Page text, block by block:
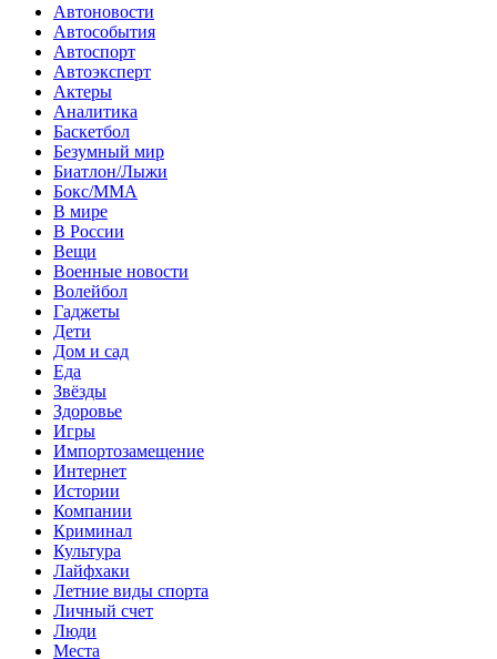
Автоновости
Автособытия
Автоспорт
Автоэксперт
Актеры
Аналитика
Баскетбол
Безумный мир
Биатлон/Лыжи
Бокс/MMA
В мире
В России
Вещи
Военные новости
Волейбол
Гаджеты
Дети
Дом и сад
Еда
Звёзды
Здоровье
Игры
Импортозамещение
Интернет
Истории
Компании
Криминал
Культура
Лайфхаки
Летние виды спорта
Личный счет
Люди
Места